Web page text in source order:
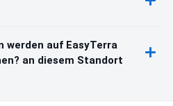
werden auf EasyTerra
an diesem Standort